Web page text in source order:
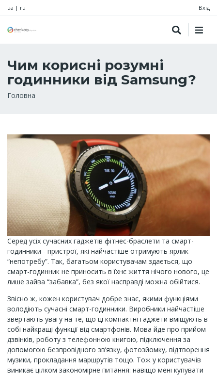
ua | ru Вхід
Чим корисні розумні
годинники від Samsung?
Рядок
Головна
Серед усіх сучасних гаджетів фітнес-браслети та смарт-
годинники - пристрої, які найчастіше отримують ярлик
“непотребу”. Так, багатьом користувачам здається, що
смарт-годинник не приносить в їхнє життя нічого нового, це
лише зайва “забавка”, без якої насправді можна обійтися.
Звісно ж, кожен користувач добре знає, якими функціями
володіють сучасні смарт-годинники. Виробники найчастіше
звертають увагу на те, що ці компактні гаджети вміщують в
собі найкращі функції від смартфонів. Мова йде про прийом
дзвінків, роботу з телефонною книгою, підключення за
допомогою безпровідного зв’язку, фотозйомку, відтворення
музики, прокладання маршрутів тощо. Тож у користувачів
виникає цілком закономірне питання: навіщо мені купувати